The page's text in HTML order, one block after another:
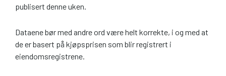
publisert denne uken.
Dataene bør med andre ord være helt korrekte, i og med at
de er basert på kjøpsprisen som blir registrert i
eiendomsregistrene.